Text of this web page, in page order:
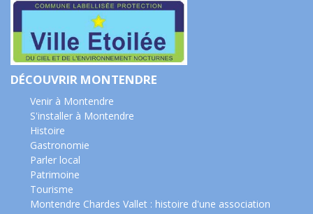
DÉCOUVRIR MONTENDRE
Venir à Montendre
S'installer à Montendre
Histoire
Gastronomie
Parler local
Patrimoine
Tourisme
Montendre Chardes Vallet : histoire d'une association